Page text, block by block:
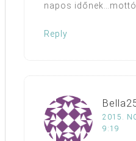
napos
Reply
2015.
9:19